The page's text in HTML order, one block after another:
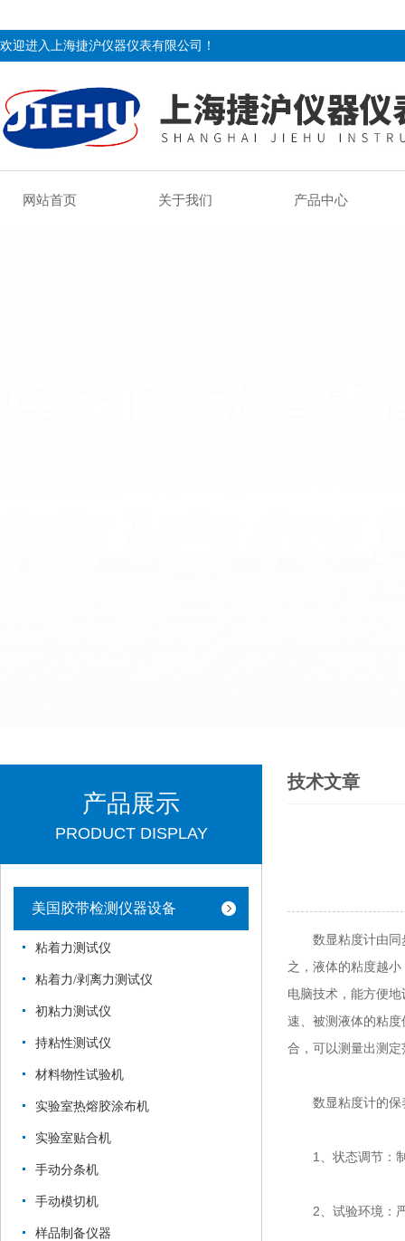
欢迎进入上海捷沪仪器仪表有限公司！
网站首页 关于我们 产品中心
产品展示
PRODUCT DISPLAY
美国胶带检测仪器设备
粘着力测试仪
粘着力/剥离力测试仪
初粘力测试仪
持粘性测试仪
材料物性试验机
实验室热熔胶涂布机
实验室贴合机
手动分条机
手动模切机
样品制备仪器
技术文章
数显粘度计由同步
之，液体的粘度越
电脑技术，能方便
速、被测液体的粘
合，可以测量出测
数显粘度计的保
1、状态调节：制
2、试验环境：严